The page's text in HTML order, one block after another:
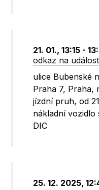
21. 01., 13:15 -
odkaz na událost
ulice Bubenské
Praha 7, Praha,
jízdní pruh, od
nákladní vozidlo
DIC
25. 12. 2025,